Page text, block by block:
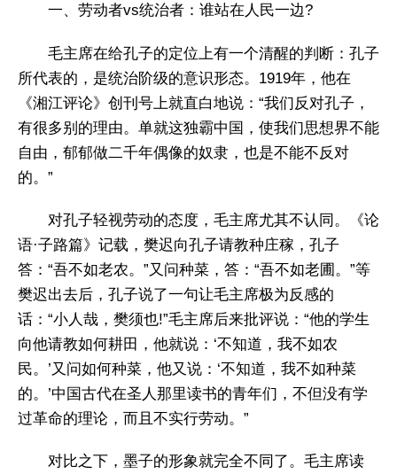
一、劳动者vs统治者：谁站在人民一边?
毛主席在给孔子的定位上有一个清醒的判断：孔子
所代表的，是统治阶级的意识形态。1919年，他在
《湘江评论》创刊号上就直白地说：“我们反对孔子，
有很多别的理由。单就这独霸中国，使我们思想界不能
自由，郁郁做二千年偶像的奴隶，也是不能不反对
的。”
对孔子轻视劳动的态度，毛主席尤其不认同。《论
语·子路篇》记载，樊迟向孔子请教种庄稼，孔子
答：“吾不如老农。”又问种菜，答：“吾不如老圃。”等
樊迟出去后，孔子说了一句让毛主席极为反感的
话：“小人哉，樊须也!”毛主席后来批评说：“他的学生
向他请教如何耕田，他就说：‘不知道，我不如农
民。’又问如何种菜，他又说：‘不知道，我不如种菜
的。’中国古代在圣人那里读书的青年们，不但没有学
过革命的理论，而且不实行劳动。”
对比之下，墨子的形象就完全不同了。毛主席读